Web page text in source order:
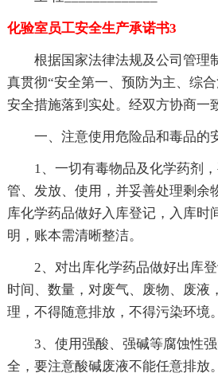
化验室员工安全生产承诺书3
根据国家法律法规及公司管理
真贯彻“安全第一、预防为主、综
安全措施落到实处。经双方协商一
一、注意使用危险品和毒品的
1、一切有毒物品及化学药剂
管、发放、使用，并妥善处理剩余
库化学药品做好入库登记，入库时
明，账本需清晰整洁。
2、对出库化学药品做好出库登
时间、数量，对废气、废物、废液
理，不得随意排放，不得污染环境。
3、使用强酸、强碱等腐蚀性
全，要注意酸碱废液不能任意排放